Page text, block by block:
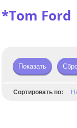
*Tom Ford
Показать
Сортировать по: